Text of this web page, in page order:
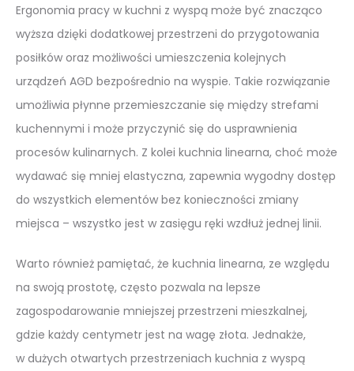
Ergonomia pracy w kuchni z wyspą może być znacząco
wyższa dzięki dodatkowej przestrzeni do przygotowania
posiłków oraz możliwości umieszczenia kolejnych
urządzeń AGD bezpośrednio na wyspie. Takie rozwiązanie
umożliwia płynne przemieszczanie się między strefami
kuchennymi i może przyczynić się do usprawnienia
procesów kulinarnych. Z kolei kuchnia linearna, choć może
wydawać się mniej elastyczna, zapewnia wygodny dostęp
do wszystkich elementów bez konieczności zmiany
miejsca – wszystko jest w zasięgu ręki wzdłuż jednej linii.
Warto również pamiętać, że kuchnia linearna, ze względu
na swoją prostotę, często pozwala na lepsze
zagospodarowanie mniejszej przestrzeni mieszkalnej,
gdzie każdy centymetr jest na wagę złota. Jednakże,
w dużych otwartych przestrzeniach kuchnia z wyspą